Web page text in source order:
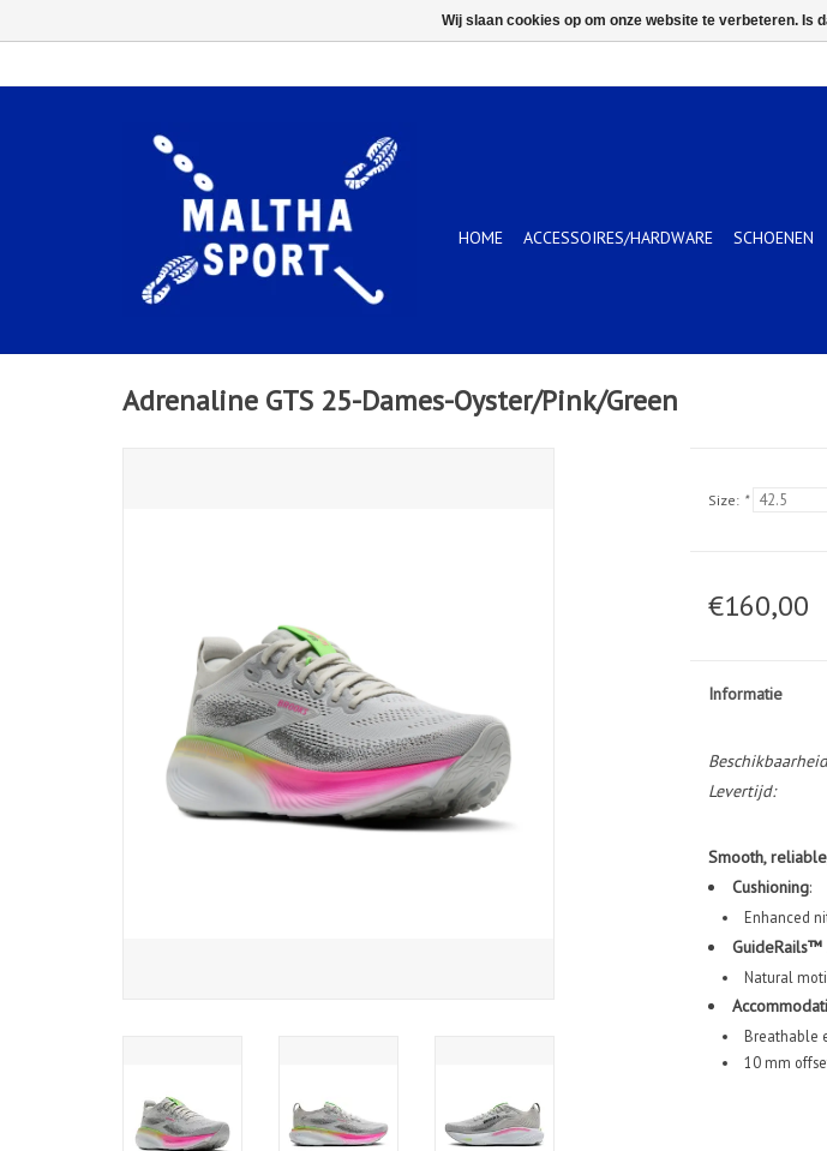
HOME ACCESSOIRES/HARDWARE SCHOENEN
Adrenaline GTS 25-Dames-Oyster/Pink/Green
Size: *
€160,00
Informatie
Levertijd:
Smooth,
Cushioning:
Enhanced
GuideRails™
Natural
Breathable
10 mm
Wij slaan cookies op om onze website te verbeteren. Is